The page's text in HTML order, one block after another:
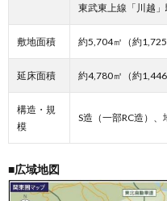
東武東上線「川越
敷地面積 約5,704㎡（約1,725
延床面積 約4,780㎡（約1,446
構造・規
模
S造（一部RC造）、
■広域地図